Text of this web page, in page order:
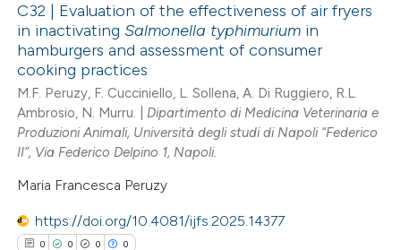
mentions, or contrasts
claim, and a label
in which section the
was made.
Citing Publications
Supporting
Mentioning
Contrasting
how this article has been
atscite.ai
C32 | Evaluation of the effectiveness of air fryers
in inactivatingSalmonella typhimurium in
hamburgers and assessment of consumer
cooking practices
M.F. Peruzy, F. Cucciniello, L. Sollena, A. Di Ruggiero, R.L.
Ambrosio, N. Murru. | Dipartimento di Medicina Veterinaria e
Produzioni Animali, Università degli studi di Napoli “Federico
II”, Via Federico Delpino 1, Napoli.
Maria Francesca Peruzy
https://doi.org/10.4081/ijfs.2025.14377
0 0 0 0